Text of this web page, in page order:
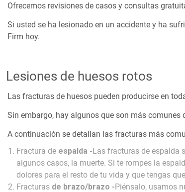
Ofrecemos revisiones de casos y consultas
Si usted se ha lesionado en un accidente y ha
Firm hoy.
Lesiones de huesos rotos
Las fracturas de huesos pueden producirse en
Sin embargo, hay algunos que son más comunes
A continuación se detallan las fracturas más
Fractura de espalda -Las fracturas de espalda
algunos casos, la muerte. Si te rompes la
dolores para el resto de tu vida y que tengas
Fracturas de brazo/brazo -Piénsalo, usamos